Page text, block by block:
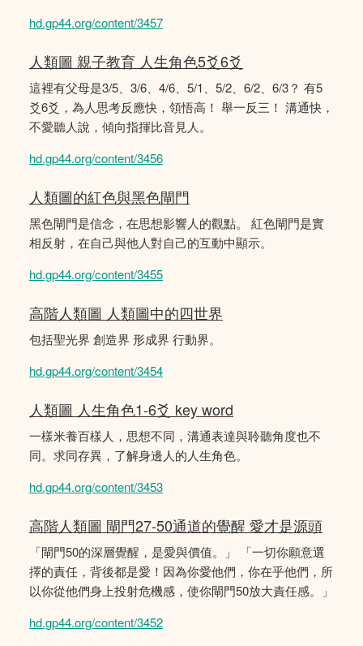
hd.gp44.org/content/3457
人類圖 親子教育 人生角色5爻6爻
這裡有父母是3/5、3/6、4/6、5/1、5/2、6/2、6/3？ 有5
爻6爻，為人思考反應快，領悟高！ 舉一反三！ 溝通快，
不愛聽人說，傾向指揮比音見人。
hd.gp44.org/content/3456
人類圖的紅色與黑色閘門
黑色閘門是信念，在思想影響人的觀點。 紅色閘門是實
相反射，在自己與他人對自己的互動中顯示。
hd.gp44.org/content/3455
高階人類圖 人類圖中的四世界
包括聖光界 創造界 形成界 行動界。
hd.gp44.org/content/3454
人類圖 人生角色1-6爻 key word
一樣米養百樣人，思想不同，溝通表達與聆聽角度也不
同。求同存異，了解身邊人的人生角色。
hd.gp44.org/content/3453
高階人類圖 閘門27-50通道的覺醒 愛才是源頭
「閘門50的深層覺醒，是愛與價值。」 「一切你願意選
擇的責任，背後都是愛！因為你愛他們，你在乎他們，所
以你從他們身上投射危機感，使你閘門50放大責任感。」
hd.gp44.org/content/3452